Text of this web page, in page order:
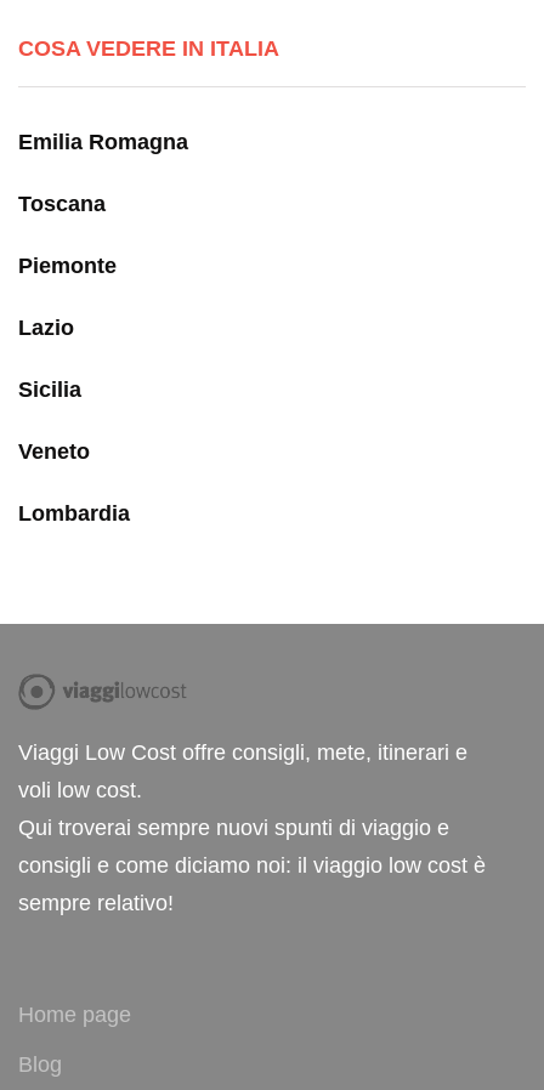
COSA VEDERE IN ITALIA
Emilia Romagna
Toscana
Piemonte
Lazio
Sicilia
Veneto
Lombardia
Viaggi Low Cost offre consigli, mete, itinerari e
voli low cost.
Qui troverai sempre nuovi spunti di viaggio e
consigli e come diciamo noi: il viaggio low cost è
sempre relativo!
Home page
Blog